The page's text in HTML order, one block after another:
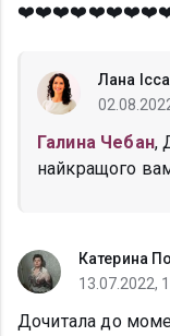
Лана
Галина Чебан,
найкращого
Катерина
13.07.2022,
Дочитала до